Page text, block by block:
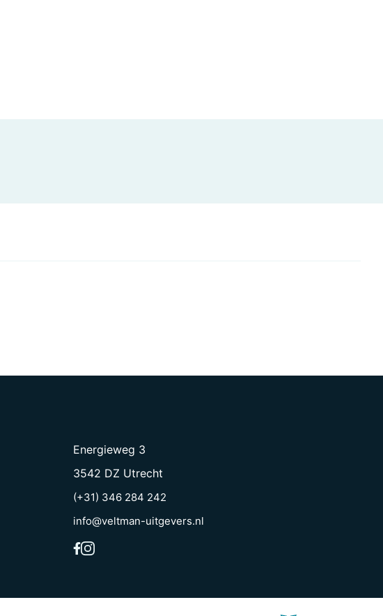
Energieweg 3
3542 DZ Utrecht
(+31) 346 284 242
info@veltman-uitgevers.nl